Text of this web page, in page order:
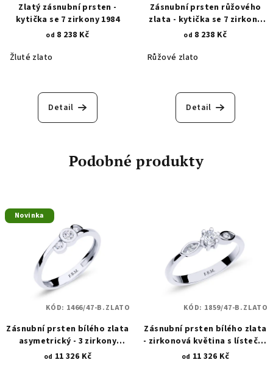
Zlatý zásnubní prsten -
kytička se 7 zirkony 1984
od 8 238 Kč
Žluté zlato
Detail
Zásnubní prsten růžového
zlata - kytička se 7 zirkony
1997.1
od 8 238 Kč
Růžové zlato
Detail
Podobné produkty
Novinka
Zásnubní prsten bílého zlata
asymetrický - 3 zirkony
osazení Lunetou 1466
od 11 326 Kč
KÓD: 1466/47-B.ZLATO
Zásnubní prsten bílého zlata
- zirkonová květina s lístečky
1859
od 11 326 Kč
KÓD: 1859/47-B.ZLATO